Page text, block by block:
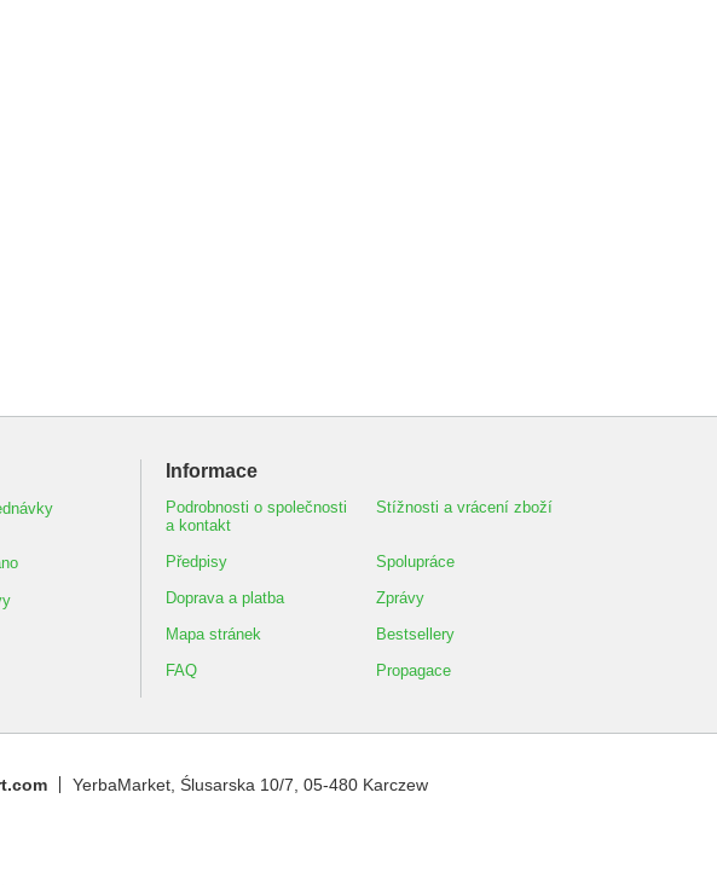
Informace
Podrobnosti o společnosti
a kontakt
Stížnosti a vrácení zboží
Předpisy
Spolupráce
Doprava a platba
Zprávy
Mapa stránek
Bestsellery
FAQ
Propagace
YerbaMarket Ślusarska 10/7 05-480 Karczew